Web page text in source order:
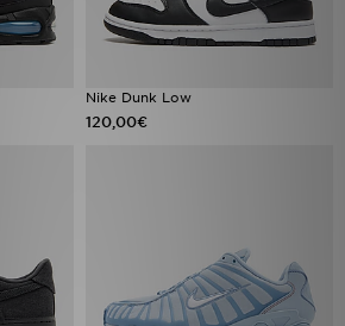
Nike Dunk Low
120,00€